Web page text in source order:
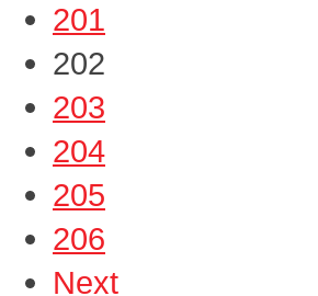
201
202
203
204
205
206
Next